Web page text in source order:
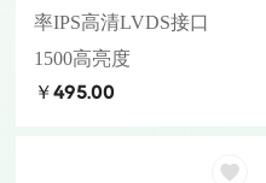
率IPS高清LVDS接口
1500高亮度
￥495.00